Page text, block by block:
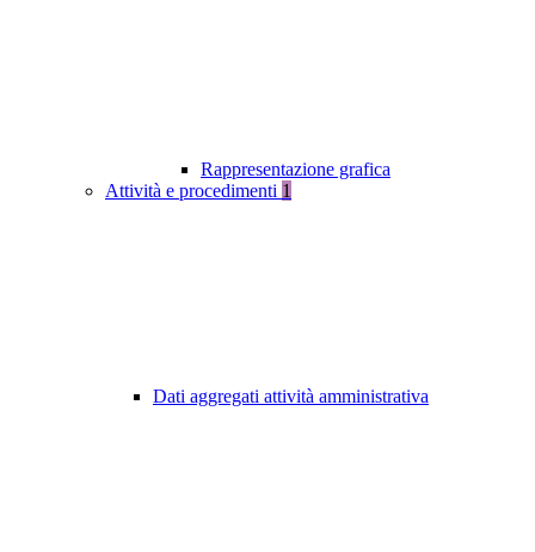
Rappresentazione grafica
Attività e procedimenti 1
Dati aggregati attività amministrativa